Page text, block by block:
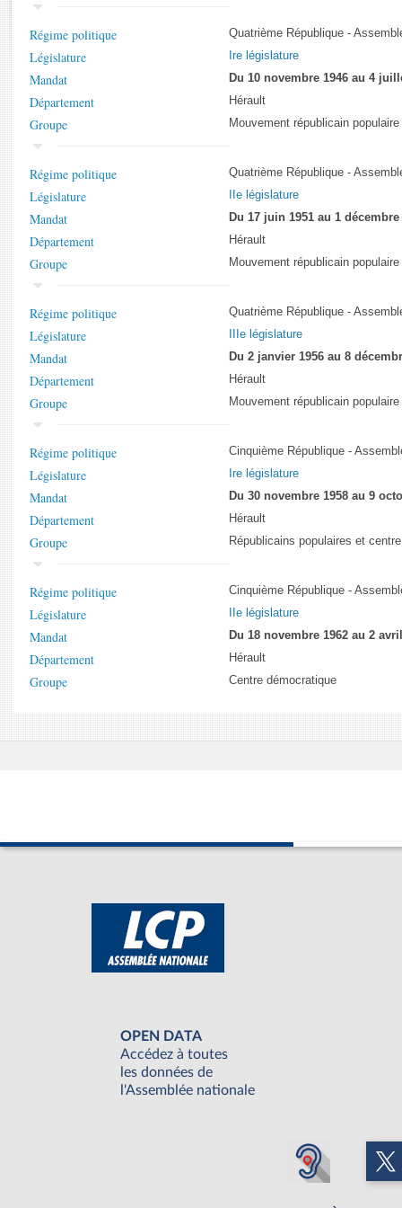
Dossiers législatifs
Régime politique Quatrième République -
Législature Ire législature
Mandat Du 10 novembre 1946 au 4
Département Hérault
Groupe Mouvement républicain populaire
Régime politique Quatrième République -
Législature IIe législature
Mandat Du 17 juin 1951 au 1 décembre
Département Hérault
Groupe Mouvement républicain populaire
Régime politique Quatrième République -
Législature IIIe législature
Mandat Du 2 janvier 1956 au 8
Département Hérault
Groupe Mouvement républicain populaire
Régime politique Cinquième République -
Législature Ire législature
Mandat Du 30 novembre 1958 au 9
Département Hérault
Groupe Républicains populaires et
Régime politique Cinquième République -
Législature IIe législature
Mandat Du 18 novembre 1962 au 2
Département Hérault
Groupe Centre démocratique
OPEN DATA
Accédez à toutes
les données de
l'Assemblée nationale